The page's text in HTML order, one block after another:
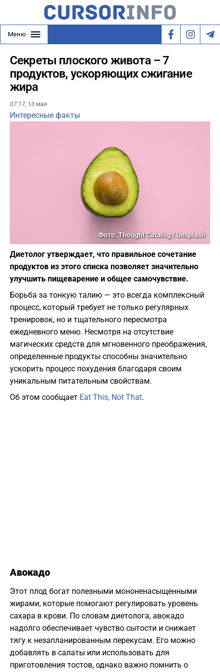
Меню
Секреты плоского живота – 7
продуктов, ускоряющих сжигание
жира
07:17, 13 мая
Интересные факты
Фото: Thought Catalog / Unsplash
Диетолог утверждает, что правильное сочетание
продуктов из этого списка позволяет значительно
улучшить пищеварение и общее самочувствие.
Борьба за тонкую талию — это всегда комплексный
процесс, который требует не только регулярных
тренировок, но и тщательного пересмотра
ежедневного меню. Несмотря на отсутствие
магических средств для мгновенного преображения,
определенные продукты способны значительно
ускорить процесс похудения благодаря своим
уникальным питательным свойствам.
Об этом сообщает Eat This, Not That.
Авокадо
Этот плод богат полезными мононенасыщенными
жирами, которые помогают регулировать уровень
сахара в крови. По словам диетолога, авокадо
надолго обеспечивает чувство сытости и снижает
тягу к незапланированным перекусам. Его можно
добавлять в салаты или использовать для
приготовления тостов, однако важно помнить о